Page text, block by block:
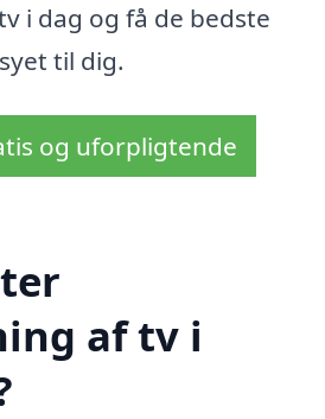
i dag og få de bedste
til dig.
og uforpligtende
af tv i